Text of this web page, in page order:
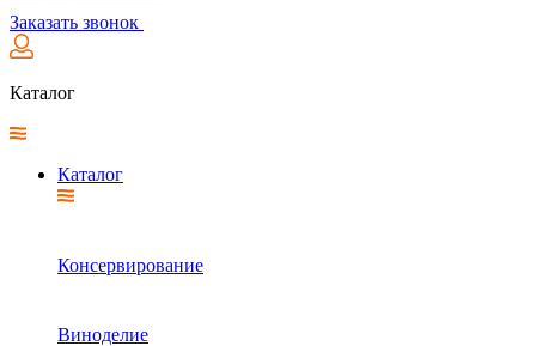
Заказать звонок
Каталог
Каталог
Консервирование
Виноделие